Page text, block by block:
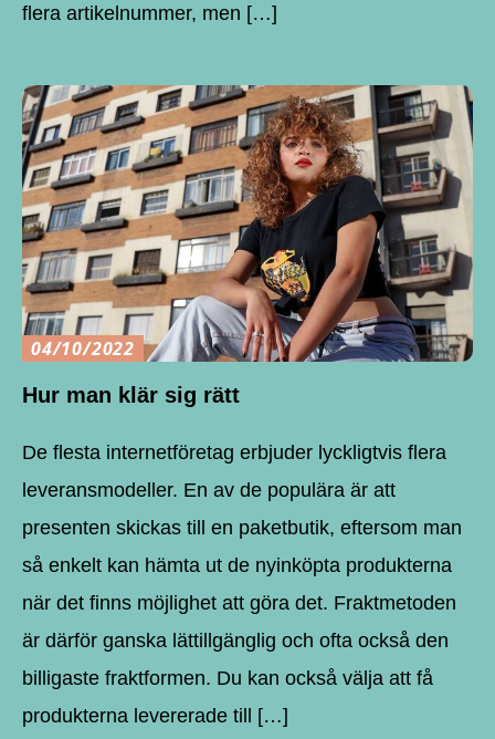
flera artikelnummer, men […]
04/10/2022
Hur man klär sig rätt
De flesta internetföretag erbjuder lyckligtvis flera
leveransmodeller. En av de populära är att
presenten skickas till en paketbutik, eftersom man
så enkelt kan hämta ut de nyinköpta produkterna
när det finns möjlighet att göra det. Fraktmetoden
är därför ganska lättillgänglig och ofta också den
billigaste fraktformen. Du kan också välja att få
produkterna levererade till […]